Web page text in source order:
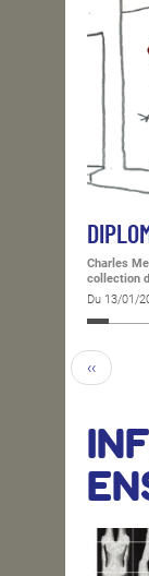
Charles
collection
Du 13/01/
‹‹